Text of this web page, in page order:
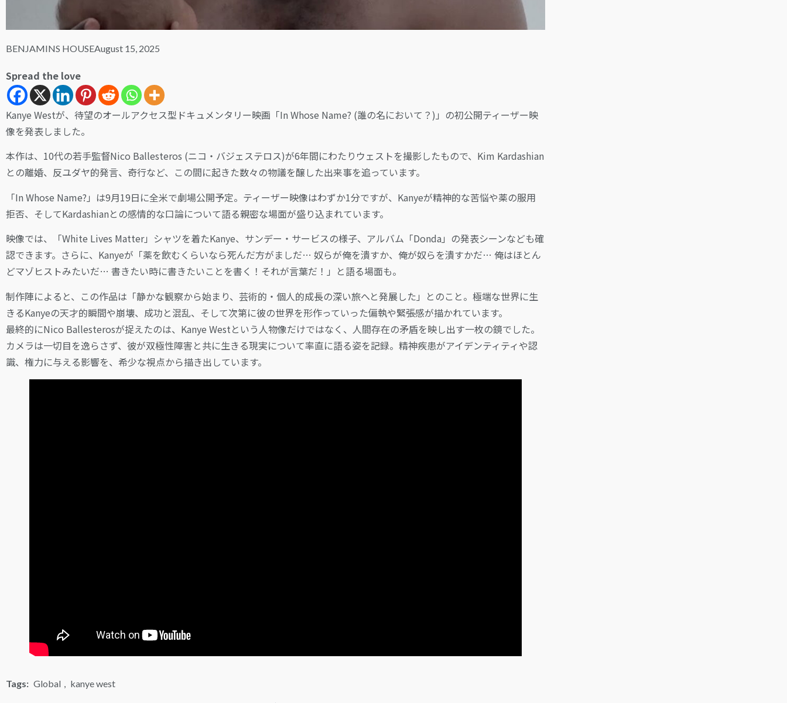
BENJAMINS HOUSEAugust 15, 2025
Spread the love
Kanye Westが、待望のオールアクセス型ドキュメンタリー映画「In Whose Name? (誰の名において？)」の初公開ティーザー映
像を発表しました。
本作は、10代の若手監督Nico Ballesteros (ニコ・バジェステロス)が6年間にわたりウェストを撮影したもので、Kim Kardashian
との離婚、反ユダヤ的発言、奇行など、この間に起きた数々の物議を醸した出来事を追っています。
「In Whose Name?」は9月19日に全米で劇場公開予定。ティーザー映像はわずか1分ですが、Kanyeが精神的な苦悩や薬の服用
拒否、そしてKardashianとの感情的な口論について語る親密な場面が盛り込まれています。
映像では、「White Lives Matter」シャツを着たKanye、サンデー・サービスの様子、アルバム「Donda」の発表シーンなども確
認できます。さらに、Kanyeが「薬を飲むくらいなら死んだ方がましだ… 奴らが俺を潰すか、俺が奴らを潰すかだ… 俺はほとん
どマゾヒストみたいだ… 書きたい時に書きたいことを書く！それが言葉だ！」と語る場面も。
制作陣によると、この作品は「静かな観察から始まり、芸術的・個人的成長の深い旅へと発展した」とのこと。極端な世界に生
きるKanyeの天才的瞬間や崩壊、成功と混乱、そして次第に彼の世界を形作っていった偏執や緊張感が描かれています。
最終的にNico Ballesterosが捉えたのは、Kanye Westという人物像だけではなく、人間存在の矛盾を映し出す一枚の鏡でした。
カメラは一切目を逸らさず、彼が双極性障害と共に生きる現実について率直に語る姿を記録。精神疾患がアイデンティティや認
識、権力に与える影響を、希少な視点から描き出しています。
Tags: Global , kanye west